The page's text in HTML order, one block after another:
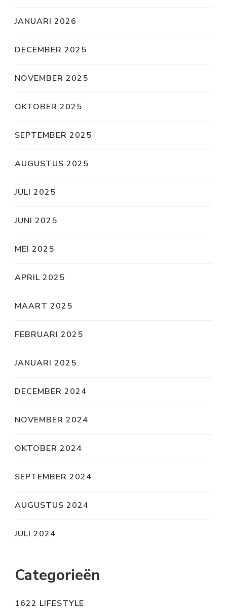
JANUARI 2026
DECEMBER 2025
NOVEMBER 2025
OKTOBER 2025
SEPTEMBER 2025
AUGUSTUS 2025
JULI 2025
JUNI 2025
MEI 2025
APRIL 2025
MAART 2025
FEBRUARI 2025
JANUARI 2025
DECEMBER 2024
NOVEMBER 2024
OKTOBER 2024
SEPTEMBER 2024
AUGUSTUS 2024
JULI 2024
Categorieën
1622 LIFESTYLE